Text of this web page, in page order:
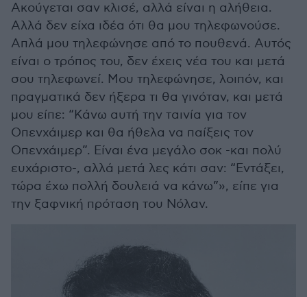
Ακούγεται σαν κλισέ, αλλά είναι η αλήθεια.
Αλλά δεν είχα ιδέα ότι θα μου τηλεφωνούσε.
Απλά μου τηλεφώνησε από το πουθενά. Αυτός
είναι ο τρόπος του, δεν έχεις νέα του και μετά
σου τηλεφωνεί. Μου τηλεφώνησε, λοιπόν, και
πραγματικά δεν ήξερα τι θα γινόταν, και μετά
μου είπε: “Κάνω αυτή την ταινία για τον
Οπενχάιμερ και θα ήθελα να παίξεις τον
Οπενχάιμερ”. Είναι ένα μεγάλο σοκ -και πολύ
ευχάριστο-, αλλά μετά λες κάτι σαν: “Εντάξει,
τώρα έχω πολλή δουλειά να κάνω”», είπε για
την ξαφνική πρόταση του Νόλαν.